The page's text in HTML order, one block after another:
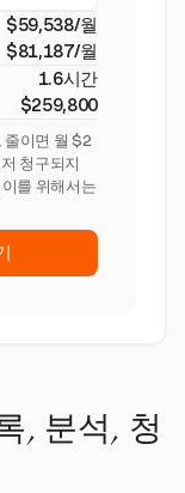
$59,538/월
$81,187/월
1.6시간
$259,800
줄이면 월 $2
청구되지
를 위해서는
, 분석, 청